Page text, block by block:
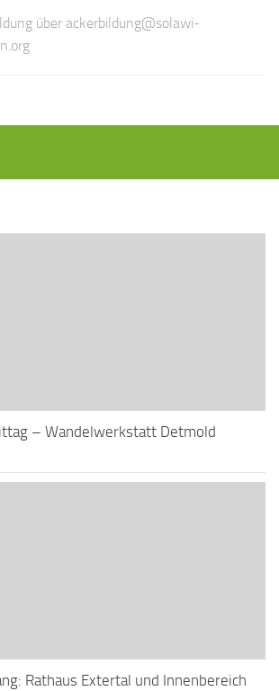
über ackerbildung@solawi-
– Wandelwerkstatt Detmold
Rathaus Extertal und Innenbereich